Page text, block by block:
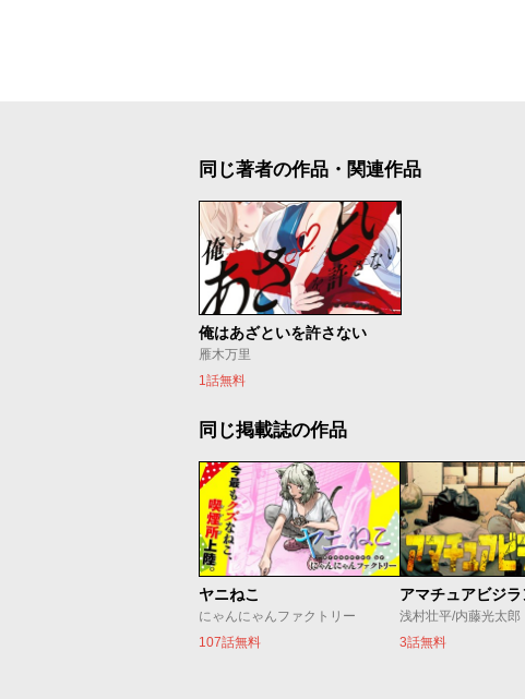
同じ著者の作品・関連作品
俺はあざといを許さない
雁木万里
1話無料
同じ掲載誌の作品
ヤニねこ
にゃんにゃんファクトリー
107話無料
アマチュアビジ
浅村壮平/内藤光太郎
3話無料